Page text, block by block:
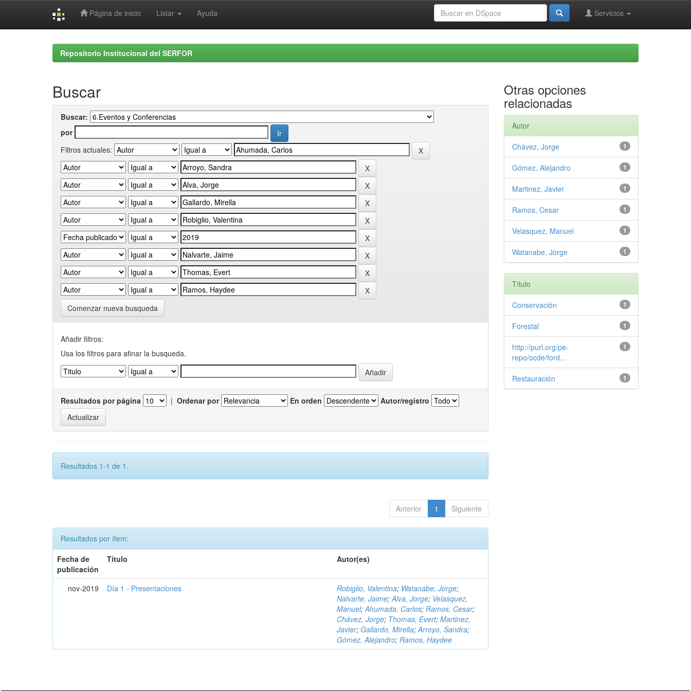
Página de inicio Listar Ayuda Servicios
Repositorio Institucional del SERFOR
Buscar
Buscar:
por
Filtros actuales:
Comenzar nueva busqueda
Añadir filtros:
Usa los filtros para afinar la busqueda.
Resultados por página | Ordenar por En orden Autor/registro
Resultados 1-1 de 1.
Anterior 1 Siguiente
Resultados por ítem:
Fecha de
publicación
Título Autor(es)
nov-2019 Día 1 - Presentaciones Robiglio, Valentina; Watanabe, Jorge;
Nalvarte, Jaime;Alva, Jorge; Velasquez,
Manuel;Ahumada, Carlos;Ramos, Cesar;
Chávez, Jorge; Thomas, Evert;Martinez,
Javier; Gallardo, Mirella;Arroyo, Sandra;
Gómez, Alejandro;Ramos, Haydee
Otras opciones
relacionadas
Autor
1
Chávez, Jorge
1
Gómez, Alejandro
1
Martinez, Javier
1
Ramos, Cesar
1
Velasquez, Manuel
1
Watanabe, Jorge
Título
1
Conservación
1
Forestal
1
http://purl.org/pe-
repo/ocde/ford...
1
Restauración